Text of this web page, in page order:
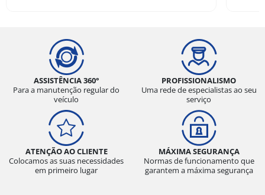
que fiz. Ando muito na cidade diariamente, mas
preciso ir ao sítio com frequência. O pneu
atendeu todas as minhas necessidades, com
baixíssimo ruído no uso urbano e excelente
tração na estrada de terra, mesmo com uso
somente do 4x2.
ASSISTÊNCIA 360°
Para a manutenção regular do
veículo
PROFISSIONALISMO
Uma rede de especialistas ao seu
serviço
ATENÇÃO AO CLIENTE
Colocamos as suas necessidades
em primeiro lugar
MÁXIMA SEGURANÇA
Normas de funcionamento que
garantem a máxima segurança